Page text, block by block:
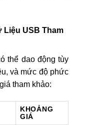
Liệu USB Tham
thể dao động tùy
và mức độ phức
tham khảo:
KHOẢNG
GIÁ